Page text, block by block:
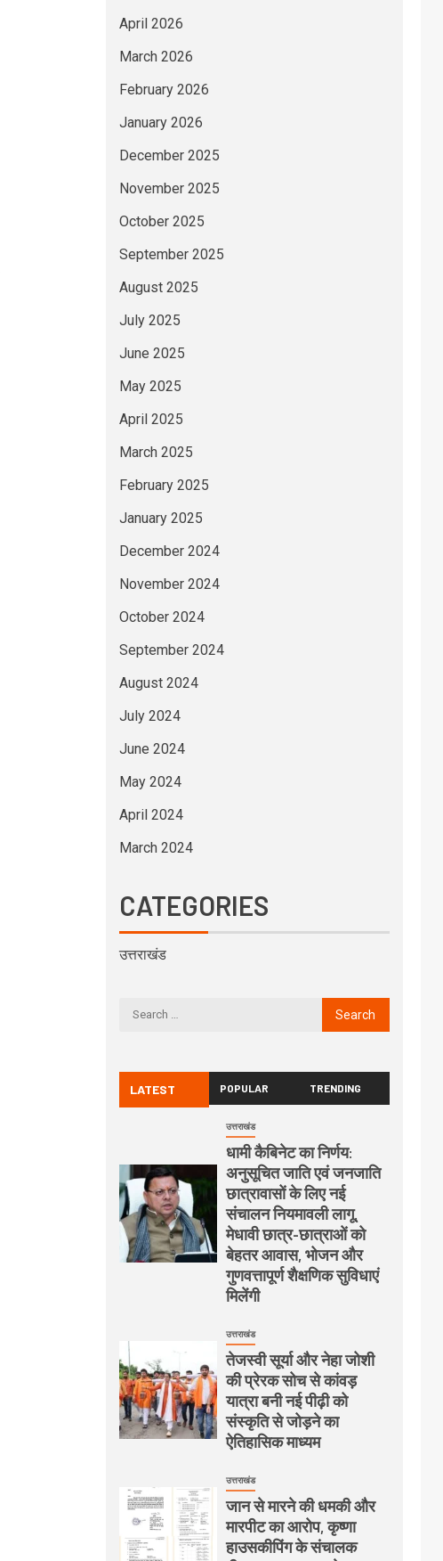
April 2026
March 2026
February 2026
January 2026
December 2025
November 2025
October 2025
September 2025
August 2025
July 2025
June 2025
May 2025
April 2025
March 2025
February 2025
January 2025
December 2024
November 2024
October 2024
September 2024
August 2024
July 2024
June 2024
May 2024
April 2024
March 2024
CATEGORIES
उत्तराखंड
LATEST POPULAR TRENDING
उत्तराखंड
धामी कैबिनेट का निर्णय:
अनुसूचित जाति एवं जनजाति
छात्रावासों के लिए नई
संचालन नियमावली लागू,
मेधावी छात्र-छात्राओं को
बेहतर आवास, भोजन और
गुणवत्तापूर्ण शैक्षणिक सुविधाएं
मिलेंगी
उत्तराखंड
तेजस्वी सूर्या और नेहा जोशी
की प्रेरक सोच से कांवड़
यात्रा बनी नई पीढ़ी को
संस्कृति से जोड़ने का
ऐतिहासिक माध्यम
उत्तराखंड
जान से मारने की धमकी और
मारपीट का आरोप, कृष्णा
हाउसकीपिंग के संचालक